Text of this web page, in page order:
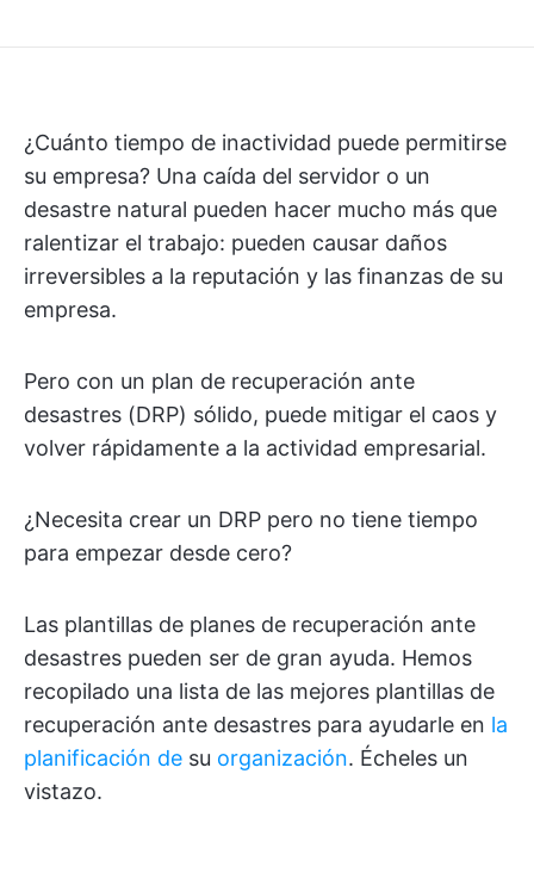
¿Cuánto tiempo de inactividad puede permitirse
su empresa? Una caída del servidor o un
desastre natural pueden hacer mucho más que
ralentizar el trabajo: pueden causar daños
irreversibles a la reputación y las finanzas de su
empresa.
Pero con un plan de recuperación ante
desastres (DRP) sólido, puede mitigar el caos y
volver rápidamente a la actividad empresarial.
¿Necesita crear un DRP pero no tiene tiempo
para empezar desde cero?
Las plantillas de planes de recuperación ante
desastres pueden ser de gran ayuda. Hemos
recopilado una lista de las mejores plantillas de
recuperación ante desastres para ayudarle en la
planificación de su organización. Écheles un
vistazo.